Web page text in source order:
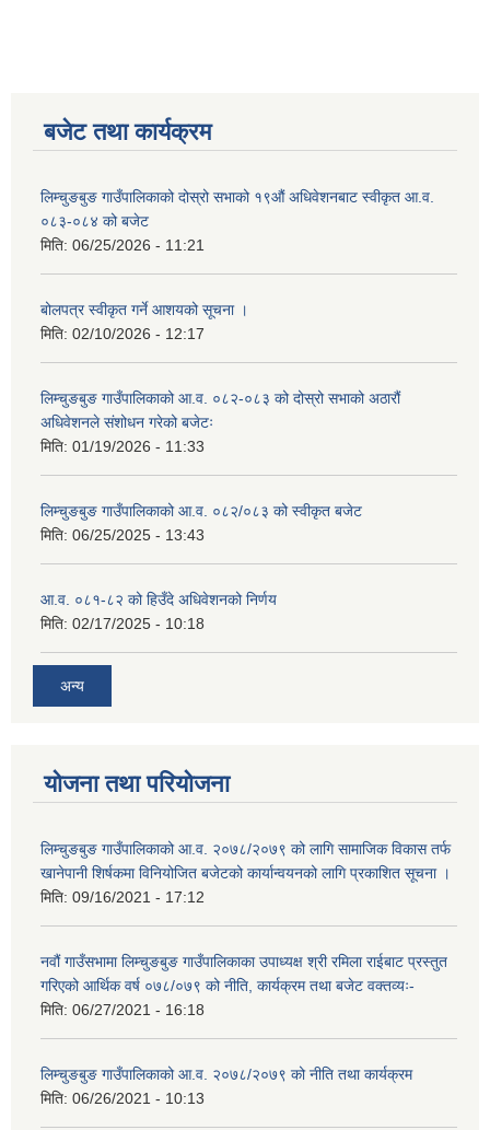
बजेट तथा कार्यक्रम
लिम्चुङबुङ गाउँपालिकाको दोस्रो सभाको १९औं अधिवेशनबाट स्वीकृत आ.व.
०८३-०८४ को बजेट
मिति: 06/25/2026 - 11:21
बोलपत्र स्वीकृत गर्ने आशयको सूचना ।
मिति: 02/10/2026 - 12:17
लिम्चुङबुङ गाउँपालिकाको आ.व. ०८२-०८३ को दोस्रो सभाको अठारौं
अधिवेशनले संशोधन गरेको बजेटः
मिति: 01/19/2026 - 11:33
लिम्चुङबुङ गाउँपालिकाको आ.व. ०८२/०८३ को स्वीकृत बजेट
मिति: 06/25/2025 - 13:43
आ.व. ०८१-८२ को हिउँदे अधिवेशनको निर्णय
मिति: 02/17/2025 - 10:18
अन्य
योजना तथा परियोजना
लिम्चुङबुङ गाउँपालिकाको आ.व. २०७८/२०७९ को लागि सामाजिक विकास तर्फ
खानेपानी शिर्षकमा विनियोजित बजेटको कार्यान्वयनको लागि प्रकाशित सूचना ।
मिति: 09/16/2021 - 17:12
नवौं गाउँसभामा लिम्चुङबुङ गाउँपालिकाका उपाध्यक्ष श्री रमिला राईबाट प्रस्तुत
गरिएको आर्थिक वर्ष ०७८/०७९ को नीति, कार्यक्रम तथा बजेट वक्तव्यः-
मिति: 06/27/2021 - 16:18
लिम्चुङबुङ गाउँपालिकाको आ.व. २०७८/२०७९ को नीति तथा कार्यक्रम
मिति: 06/26/2021 - 10:13